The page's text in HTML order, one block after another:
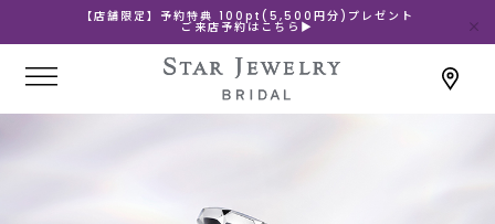
【店舗限定】予約特典 100pt(5,500円分)プレゼント
ご来店予約はこちら▶